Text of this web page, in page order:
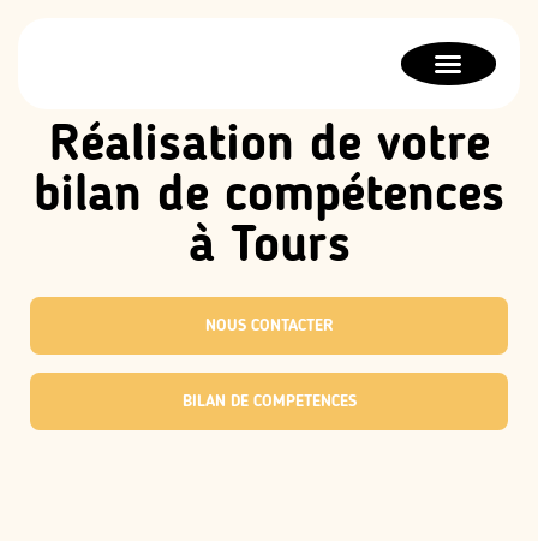
Réalisation de votre
bilan de compétences
à Tours
NOUS CONTACTER
BILAN DE COMPETENCES